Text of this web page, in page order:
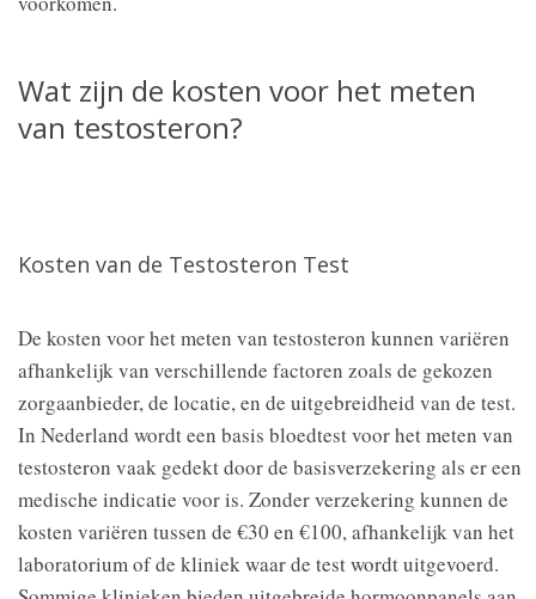
Wat zijn de kosten voor het meten
van testosteron?
Kosten van de Testosteron Test
De kosten voor het meten van testosteron kunnen variëren
afhankelijk van verschillende factoren zoals de gekozen
zorgaanbieder, de locatie, en de uitgebreidheid van de test.
In Nederland wordt een basis bloedtest voor het meten van
testosteron vaak gedekt door de basisverzekering als er een
medische indicatie voor is. Zonder verzekering kunnen de
kosten variëren tussen de €30 en €100, afhankelijk van het
laboratorium of de kliniek waar de test wordt uitgevoerd.